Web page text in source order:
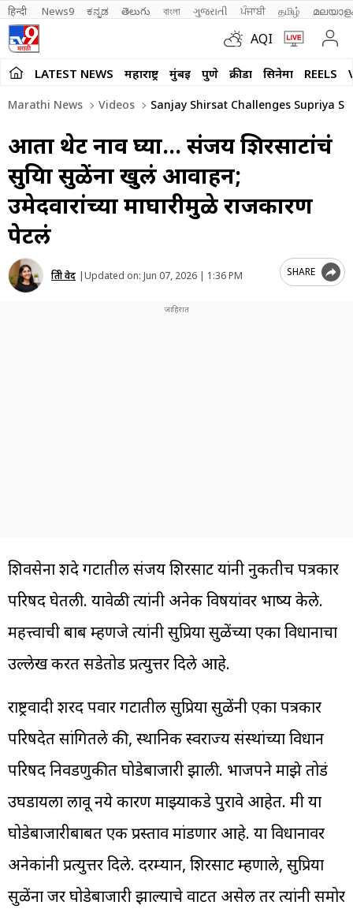
हिन्दी News9 ಕನ್ನಡ తెలుగు বাংলা ગુજરાતી ਪੰਜਾਬੀ தமிழ்
AQI
LATEST NEWS महाराष्ट्र मुंबई पुणे क्रीडा सिनेमा REELS
Marathi News Videos Sanjay Shirsat Challenges Supriya
आता थेट नाव घ्या… संजय शिरसाटांचं
सुप्रिया सुळेंना खुलं आवाहन;
उमेदवारांच्या माघारीमुळे राजकारण
पेटलं
प्रिती वेद |Updated on: Jun 07, 2026 | 1:36 PM SHARE
शिवसेना शिंदे गटातील संजय शिरसाट यांनी नुकतीच पत्रकार
परिषद घेतली. यावेळी त्यांनी अनेक विषयांवर भाष्य केले.
महत्त्वाची बाब म्हणजे त्यांनी सुप्रिया सुळेंच्या एका विधानाचा
उल्लेख करत सडेतोड प्रत्युत्तर दिले आहे.
राष्ट्रवादी शरद पवार गटातील सुप्रिया सुळेंनी एका पत्रकार
परिषदेत सांगितले की, स्थानिक स्वराज्य संस्थांच्या विधान
परिषद निवडणुकीत घोडेबाजारी झाली. भाजपने माझे तोडं
उघडायला लावू नये कारण माझ्याकडे पुरावे आहेत. मी या
घोडेबाजारीबाबत एक प्रस्ताव मांडणार आहे. या विधानावर
अनेकांनी प्रत्युत्तर दिले. दरम्यान, शिरसाट म्हणाले, सुप्रिया
सुळेंना जर घोडेबाजारी झाल्याचे वाटत असेल तर त्यांनी समोर